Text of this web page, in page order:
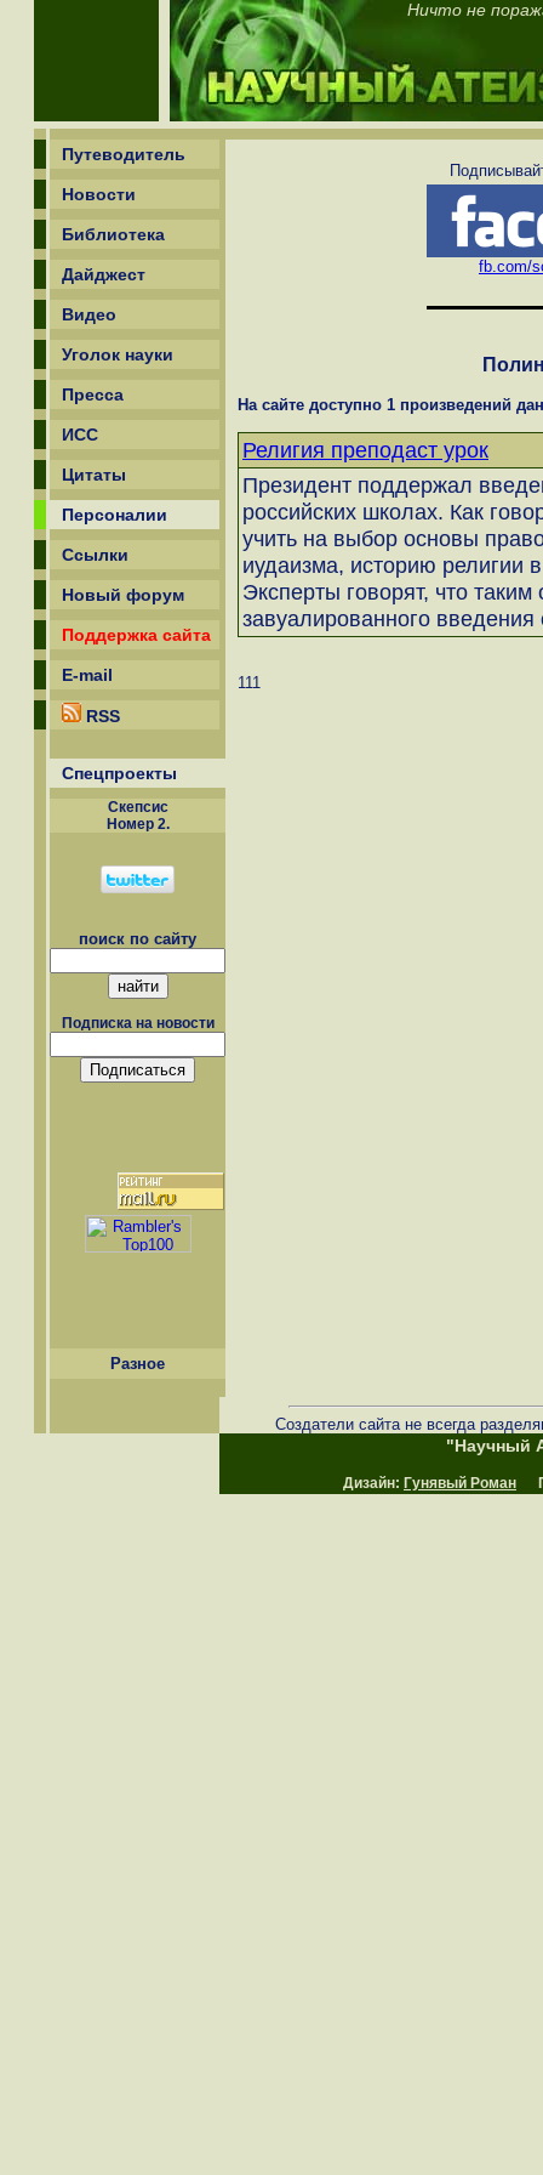
Ничто не
Путеводитель
Новости
Библиотека
Дайджест
Видео
Уголок науки
Пресса
ИСС
Цитаты
Персоналии
Ссылки
Новый форум
Поддержка сайта
E-mail
RSS
Спецпроекты
Скепсиc
Номер 2.
поиск по сайту
Подписка на новости
Разное
fb.com/
На сайте доступно 1 произведений
Религия преподаст урок
Президент поддержал
российских школах. Как
учить на выбор основы
иудаизма, историю религии
Эксперты говорят, что
завуалированного
111
Создатели сайта не всегда
"Научный
Дизайн: Гунявый Роман